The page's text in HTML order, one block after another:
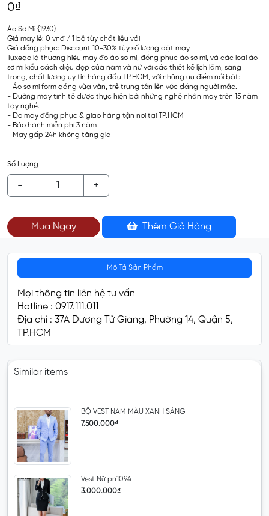
0₫
Áo Sơ Mi {1930)
Giá may lẻ: 0 vnđ / 1 bộ tùy chất liệu vải
Giá đồng phục: Discount 10-30% tùy số lượng đặt may
Tuxedo là thương hiệu may đo áo sơ mi, đồng phục áo sơ mi, và các loại áo
sơ mi kiểu cách điệu đẹp của nam và nữ với các thiết kế lịch lãm, sang
trọng, chất lượng uy tín hàng đầu TP.HCM, với những ưu điểm nổi bật:
- Áo sơ mi form dáng vừa vặn, trẻ trung tôn lên vóc dáng người mặc.
- Đường may tinh tế được thực hiện bởi những nghệ nhân may trên 15 năm
tay nghề.
- Đo may đồng phục & giao hàng tận nơi tại TP.HCM
- Bảo hành miễn phí 3 năm
- May gấp 24h không tăng giá
Số Lượng
- +
Mua Ngay Thêm Giỏ Hàng
Mô Tả Sản Phẩm
Mọi thông tin liên hệ tư vấn
Hotline : 0917.111.011
Địa chỉ : 37A Dương Tử Giang, Phường 14, Quận 5,
TP.HCM
Similar items
BỘ VEST NAM MÀU XANH SÁNG
7.500.000₫
Vest Nữ pn1094
3.000.000₫